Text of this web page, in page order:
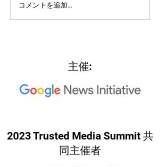
2022: "Searching for Our
North Star"
コメントを追加…
主催:
2023 Trusted Media Summit 共
同主催者